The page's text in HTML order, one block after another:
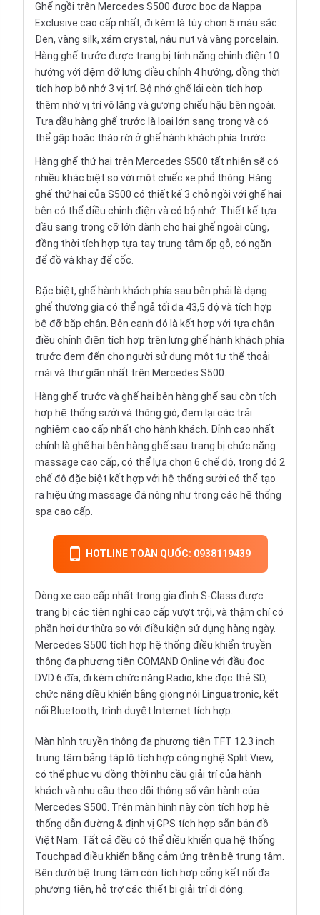
Ghế ngồi trên Mercedes S500 được bọc da Nappa
Exclusive cao cấp nhất, đi kèm là tùy chọn 5 màu sắc:
Đen, vàng silk, xám crystal, nâu nut và vàng porcelain.
Hàng ghế trước được trang bị tính năng chỉnh điện 10
hướng với đệm đỡ lưng điều chỉnh 4 hướng, đồng thời
tích hợp bộ nhớ 3 vị trí. Bộ nhớ ghế lái còn tích hợp
thêm nhớ vị trí vô lăng và gương chiếu hậu bên ngoài.
Tựa dầu hàng ghế trước là loại lớn sang trọng và có
thể gập hoặc tháo rời ở ghế hành khách phía trước.
Hàng ghế thứ hai trên Mercedes S500 tất nhiên sẽ có
nhiều khác biệt so với một chiếc xe phổ thông. Hàng
ghế thứ hai của S500 có thiết kế 3 chỗ ngồi với ghế hai
bên có thể điều chỉnh điện và có bộ nhớ. Thiết kế tựa
đầu sang trọng cỡ lớn dành cho hai ghế ngoài cùng,
đồng thời tích hợp tựa tay trung tâm ốp gỗ, có ngăn
để đồ và khay để cốc.
Đặc biệt, ghế hành khách phía sau bên phải là dạng
ghế thương gia có thể ngả tối đa 43,5 độ và tích hợp
bệ đỡ bắp chân. Bên cạnh đó là kết hợp với tựa chân
điều chỉnh điện tích hợp trên lưng ghế hành khách phía
trước đem đến cho người sử dụng một tư thế thoải
mái và thư giãn nhất trên Mercedes S500.
Hàng ghế trước và ghế hai bên hàng ghế sau còn tích
hợp hệ thống sưởi và thông gió, đem lại các trải
nghiệm cao cấp nhất cho hành khách. Đỉnh cao nhất
chính là ghế hai bên hàng ghế sau trang bị chức năng
massage cao cấp, có thể lựa chọn 6 chế độ, trong đó 2
chế độ đặc biệt kết hợp với hệ thống sưởi có thể tạo
ra hiệu ứng massage đá nóng như trong các hệ thống
spa cao cấp.
HOTLINE TOÀN QUỐC: 0938119439
Dòng xe cao cấp nhất trong gia đình S-Class được
trang bị các tiện nghi cao cấp vượt trội, và thậm chí có
phần hơi dư thừa so với điều kiện sử dụng hàng ngày.
Mercedes S500 tích hợp hệ thống điều khiển truyền
thông đa phương tiện COMAND Online với đầu đọc
DVD 6 đĩa, đi kèm chức năng Radio, khe đọc thẻ SD,
chức năng điều khiển bằng giọng nói Linguatronic, kết
nối Bluetooth, trình duyệt Internet tích hợp.
Màn hình truyền thông đa phương tiện TFT 12.3 inch
trung tâm bảng táp lô tích hợp công nghệ Split View,
có thể phục vụ đồng thời nhu cầu giải trí của hành
khách và nhu cầu theo dõi thông số vận hành của
Mercedes S500. Trên màn hình này còn tích hợp hệ
thống dẫn đường & định vị GPS tích hợp sẵn bản đồ
Việt Nam. Tất cả đều có thể điều khiển qua hệ thống
Touchpad điều khiển bằng cảm ứng trên bệ trung tâm.
Bên dưới bệ trung tâm còn tích hợp cổng kết nối đa
phương tiện, hỗ trợ các thiết bị giải trí di động.